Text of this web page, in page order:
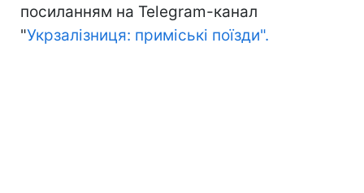
посиланням на Telegram-канал
"Укрзалізниця: приміські поїзди".